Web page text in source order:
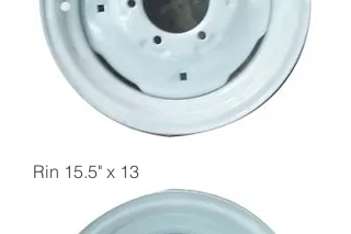
Rin 15.5" x 13